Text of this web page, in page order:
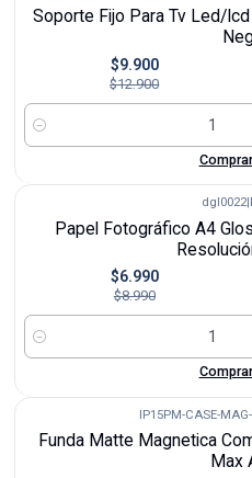
Soporte Fijo Para Tv Led/
$9.900
$12.900
Cantidad
dgl0022|
Papel Fotográfico A4
$6.990
$8.990
Cantidad
IP15PM-CASE-
Funda Matte Magnetica
Max